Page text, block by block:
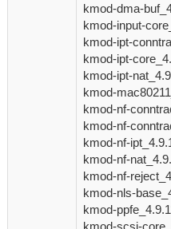
kmod-dma-
kmod-input-
kmod-ipt-
kmod-ipt-
kmod-ipt-
kmod-
kmod-nf-
kmod-nf-
kmod-nf-
kmod-nf-
kmod-nf-
kmod-nls-
kmod-
kmod-scsi-